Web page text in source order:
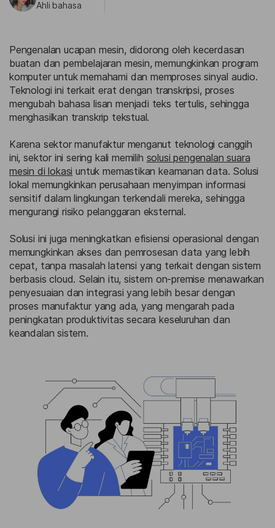
Ahli bahasa
Pengenalan ucapan mesin, didorong oleh kecerdasan
buatan dan pembelajaran mesin, memungkinkan program
komputer untuk memahami dan memproses sinyal audio.
Teknologi ini terkait erat dengan transkripsi, proses
mengubah bahasa lisan menjadi teks tertulis, sehingga
menghasilkan transkrip tekstual.
Karena sektor manufaktur menganut teknologi canggih
ini, sektor ini sering kali memilih solusi pengenalan suara
mesin di lokasi untuk memastikan keamanan data. Solusi
lokal memungkinkan perusahaan menyimpan informasi
sensitif dalam lingkungan terkendali mereka, sehingga
mengurangi risiko pelanggaran eksternal.
Solusi ini juga meningkatkan efisiensi operasional dengan
memungkinkan akses dan pemrosesan data yang lebih
cepat, tanpa masalah latensi yang terkait dengan sistem
berbasis cloud. Selain itu, sistem on-premise menawarkan
penyesuaian dan integrasi yang lebih besar dengan
proses manufaktur yang ada, yang mengarah pada
peningkatan produktivitas secara keseluruhan dan
keandalan sistem.